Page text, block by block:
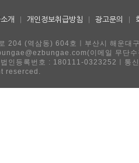
개 개인정보취급방침 광고문의
204 (역삼동) 604호ㅣ부산시 해운
이메일 무단수
인등록번호 : 180111-0323252ㅣ통
reserced.